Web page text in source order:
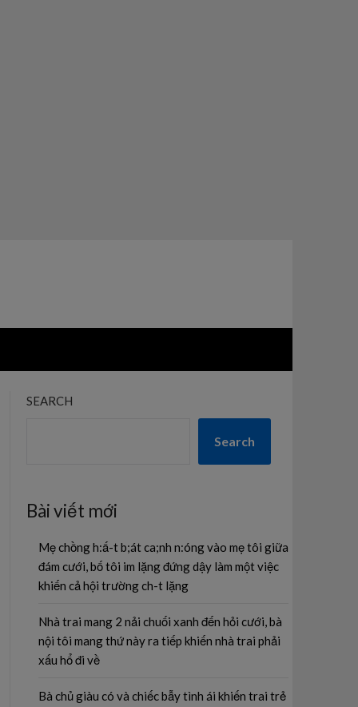
SEARCH
Search
Bài viết mới
Mẹ chồng h:ấ-t b;át ca;nh n:óng vào mẹ tôi giữa
đám cưới, bố tôi im lặng đứng dậy làm một việc
khiến cả hội trường ch-t lặng
Nhà trai mang 2 nải chuối xanh đến hỏi cưới, bà
nội tôi mang thứ này ra tiếp khiến nhà trai phải
xấu hổ đi về
Bà chủ giàu có và chiếc bẫy tình ái khiến trai trẻ